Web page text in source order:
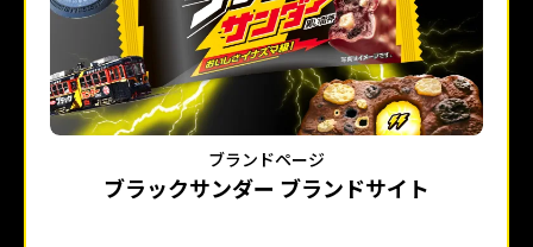
ブランドページ
ブラックサンダー ブランドサイト